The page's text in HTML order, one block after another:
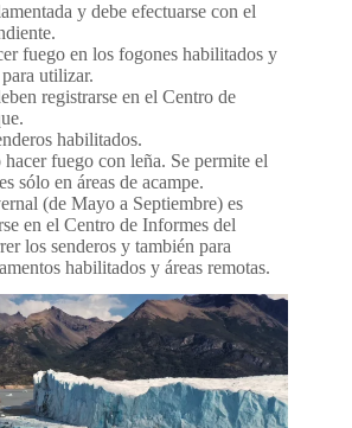
y debe efectuarse con el
fuego en los fogones habilitados y
utilizar.
registrarse en el Centro de
habilitados.
fuego con leña. Se permite el
sólo en áreas de acampe.
(de Mayo a Septiembre) es
en el Centro de Informes del
los senderos y también para
habilitados y áreas remotas.